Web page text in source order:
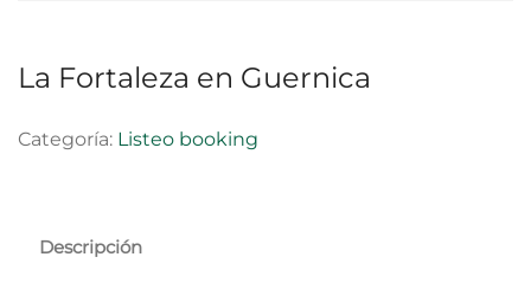
La Fortaleza en Guernica
Categoría: Listeo booking
Descripción